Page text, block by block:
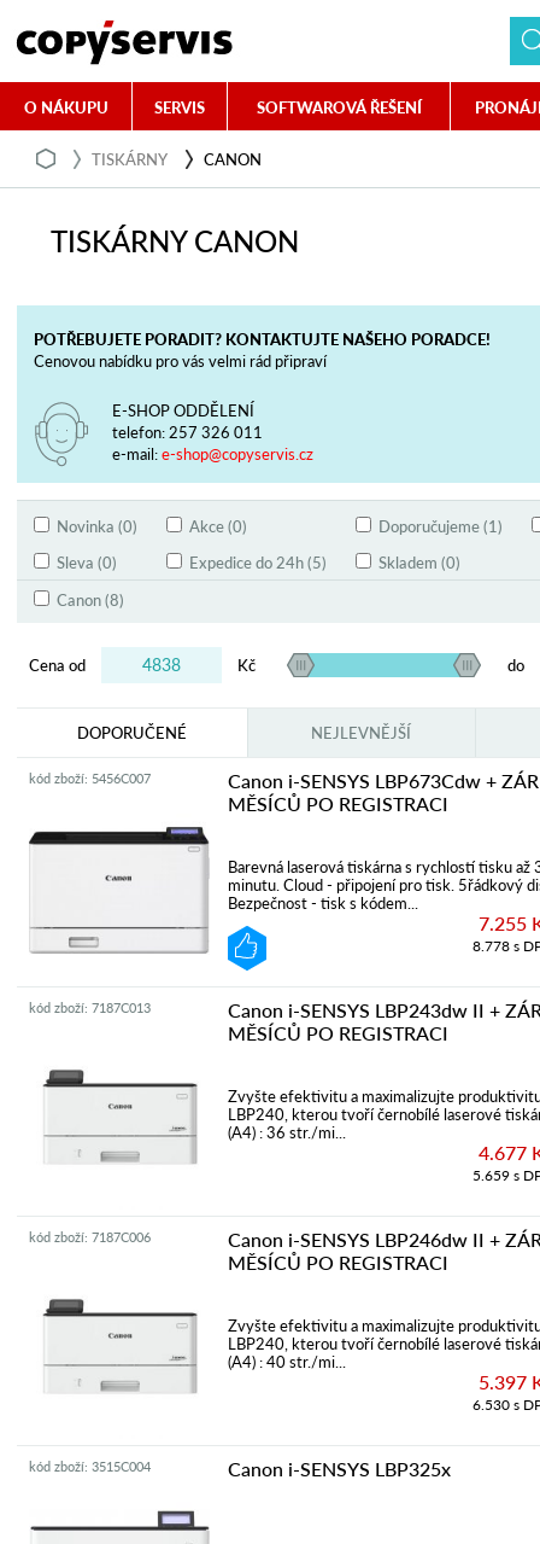
O NÁKUPU SERVIS SOFTWAROVÁ ŘEŠENÍ
TISKÁRNY CANON
TISKÁRNY CANON
POTŘEBUJETE PORADIT? KONTAKTUJTE NAŠEHO PORADCE!
Cenovou nabídku pro vás velmi rád připraví
E-SHOP ODDĚLENÍ
telefon: 257 326 011
e-mail:e-shop@copyservis.cz
Novinka (0) Akce (0)
Doporučujeme (1)
Sleva (0)
Expedice do 24h (5)
Skladem (0)
Canon (8)
Cena od Kč do
DOPORUČENÉ NEJLEVNĚJŠÍ
kód zboží: 5456C007
Canon i-SENSYS LBP673Cdw +
MĚSÍCŮ PO REGISTRACI
Barevná laserová tiskárna s rychlostí tisku až
minutu. Cloud - připojení pro tisk. 5řádkový
Bezpečnost - tisk s kódem...
7.255
8.778 s
kód zboží: 7187C013
Canon i-SENSYS LBP243dw II +
MĚSÍCŮ PO REGISTRACI
Zvyšte efektivitu a maximalizujte produktivitu
LBP240, kterou tvoří černobílé laserové
(A4) : 36 str./mi...
4.677
5.659 s
kód zboží: 7187C006
Canon i-SENSYS LBP246dw II +
MĚSÍCŮ PO REGISTRACI
Zvyšte efektivitu a maximalizujte produktivitu
LBP240, kterou tvoří černobílé laserové
(A4) : 40 str./mi...
5.397
6.530 s
kód zboží: 3515C004 Canon i-SENSYS LBP325x